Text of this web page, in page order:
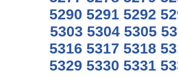
5290 5291 5292
5303 5304 5305
5316 5317 5318
5329 5330 5331